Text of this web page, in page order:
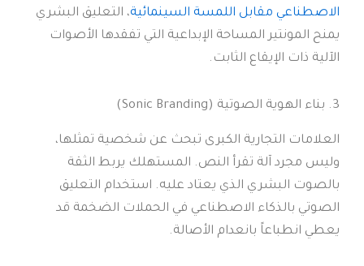
الاصطناعي مقابل اللمسة السينمائية، التعليق البشري
يمنح المونتير المساحة الإبداعية التي تفقدها الأصوات
الآلية ذات الإيقاع الثابت.
العلامات التجارية الكبرى تبحث عن شخصية تمثلها،
وليس مجرد آلة تقرأ النص. المستهلك يربط الثقة
بالصوت البشري الذي يعتاد عليه. استخدام التعليق
الصوتي بالذكاء الاصطناعي في الحملات الضخمة قد
يعطي انطباعاً بانعدام الأصالة.